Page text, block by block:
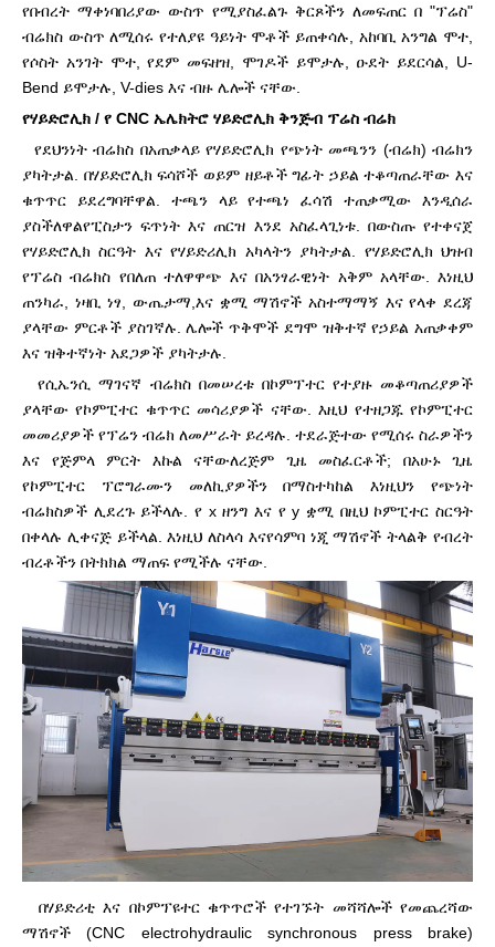
የበብረት ማቀነባበሪያው ውስጥ የሚያስፈልጉ ቅርጾችን ለመፍጠር በ "ፕሬስ"
ብሬክስ ውስጥ ለሚሰሩ የተለያዩ ዓይነት ሞቶች ይጠቀሳሉ, አከባቢ አንግል ሞተ,
የሶስት አንገት ሞተ, የደም መፍዘዝ, ሞገዶች ይሞታሉ, ዑደት ይደርሳል, U-
Bend ይሞታሉ, V-dies እና ብዙ ሌሎች ናቸው.
የሃይድሮሊክ / የ CNC ኤሌክትሮ ሃይድሮሊክ ቅንጅብ ፕሬስ ብሬክ
የደህንነት ብሬክስ በአጠቃላይ የሃይድሮሊክ የጭነት መጫንን (ብሬክ) ብሬክን
ያካትታል. በሃይድሮሊክ ፍሳሾች ወይም ዘይቶች ግፊት ኃይል ተቆጣጠራቸው እና
ቁጥጥር ይደረግባቸዋል. ተጫን ላይ የተጫነ ፈሳሽ ተጠቃሚው እንዲሰራ
ያስችለዋልየፒስታን ፍጥነት እና ጠርዝ እንደ አስፈላጊነቱ. በውስጡ የተቀናጀ
የሃይድሮሊክ ስርዓት እና የሃይድሪሊክ አካላትን ያካትታል. የሃይድሮሊክ ህዝብ
የፕሬስ ብሬክስ የበለጠ ተለዋዋጭ እና በአንፃራዊነት አቅም አላቸው. እነዚህ
ጠንካራ, ነዛቢ ነፃ, ውጤታማ, እና ቋሚ ማሽኖች አስተማማኝ እና የላቀ ደረጃ
ያላቸው ምርቶች ያስገኛሉ. ሌሎች ጥቅሞች ደግሞ ዝቅተኛ የኃይል አጠቃቀም
እና ዝቅተኛነት አደጋዎች ያካትታሉ.
የሲኤንሲ ማገናኛ ብሬክስ በመሠረቱ በኮምፕተር የተያዙ መቆጣጠሪያዎች
ያላቸው የኮምፒተር ቁጥጥር መሳሪያዎች ናቸው. እዚህ የተዘጋጁ የኮምፒተር
መመሪያዎች የፕሬን ብሬክ ለመሥራት ይረዳሉ. ተደራጅተው የሚሰሩ ስራዎችን
እና የጅምላ ምርት እኩል ናቸውለረጅም ጊዜ መስፈርቶች; በአሁኑ ጊዜ
የኮምፒተር ፕሮግራሙን መለኪያዎችን በማስተካከል እነዚህን የጭነት
ብሬክስዎች ሊደረጉ ይችላሉ. የ x ዘንግ እና የ y ቋሚ በዚህ ኮምፒተር ስርዓት
በቀላሉ ሊቀናጅ ይችላል. እነዚህ ለስላሳ እናየሳምባ ነጂ ማሽኖች ትላልቅ የብረት
ብረቶችን በትክክል ማጠፍ የሚችሉ ናቸው.
በሃይድሪቲ እና በኮምፕዩተር ቁጥጥሮች የተገኙት መሻሻሎች የመጨረሻው
ማሽኖች (CNC electrohydraulic synchronous press brake)